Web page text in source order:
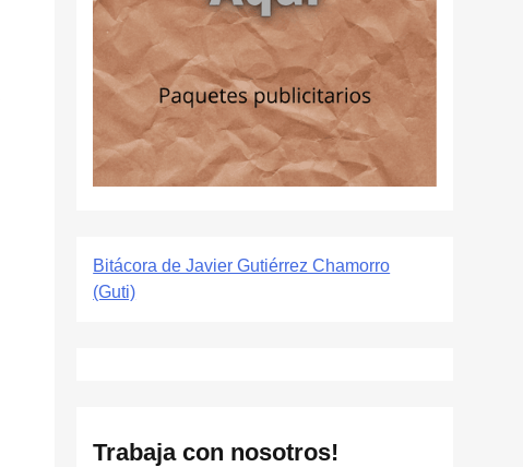
Bitácora de Javier Gutiérrez Chamorro
(Guti)
Trabaja con nosotros!